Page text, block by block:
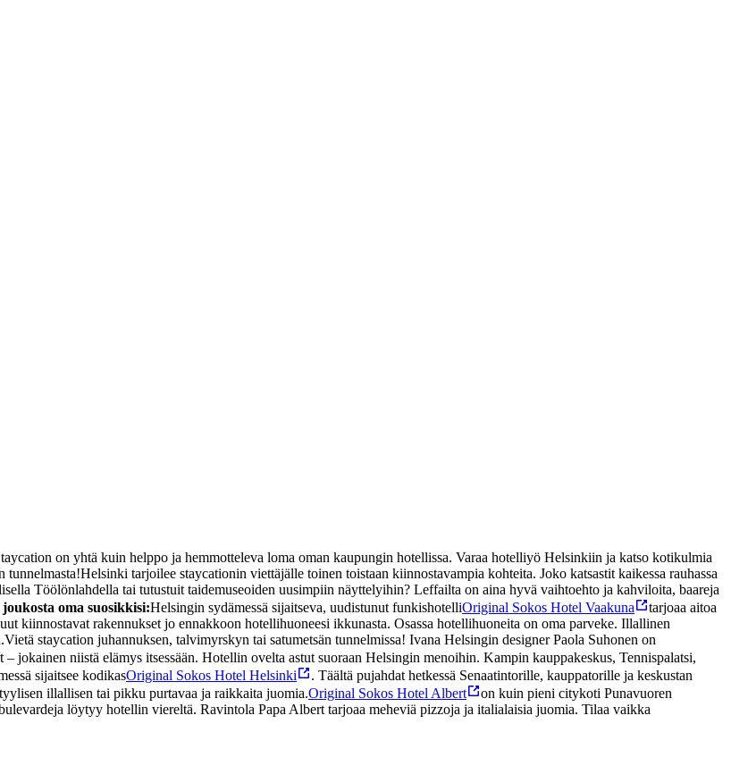
on yhtä kuin helppo ja hemmotteleva loma oman kaupungin hotellissa. Varaa hotelliyö Helsinkiin ja katso kotikulmia
tunnelmasta!Helsinki tarjoilee staycationin viettäjälle toinen toistaan kiinnostavampia kohteita. Joko katsastit kaikessa rauhassa
Töölönlahdella tai tutustuit taidemuseoiden uusimpiin näyttelyihin? Leffailta on aina hyvä vaihtoehto ja kahviloita, baareja
oma suosikkisi:Helsingin sydämessä sijaitseva, uudistunut funkishotelliOriginal Sokos Hotel Vaakuna
tarjoaa aitoa
kiinnostavat rakennukset jo ennakkoon hotellihuoneesi ikkunasta. Osassa hotellihuoneita on oma parveke. Illallinen
Vietä staycation juhannuksen, talvimyrskyn tai satumetsän tunnelmissa! Ivana Helsingin designer Paola Suhonen on
– jokainen niistä elämys itsessään. Hotellin ovelta astut suoraan Helsingin menoihin. Kampin kauppakeskus, Tennispalatsi,
sijaitsee kodikasOriginal Sokos Hotel Helsinki
. Täältä pujahdat hetkessä Senaatintorille, kauppatorille ja keskustan
illallisen tai pikku purtavaa ja raikkaita juomia.Original Sokos Hotel Albert
on kuin pieni citykoti Punavuoren
löytyy hotellin viereltä. Ravintola Papa Albert tarjoaa meheviä pizzoja ja italialaisia juomia. Tilaa vaikka